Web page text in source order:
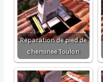
Reparation de pied de
cheminee Toulon